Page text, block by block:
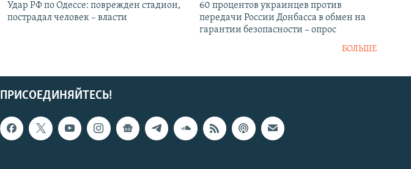
Удар РФ по Одессе: поврежден стадион,
пострадал человек – власти
60 процентов украинцев против
передачи России Донбасса в обмен на
гарантии безопасности – опрос
БОЛЬШЕ
ПРИСОЕДИНЯЙТЕСЬ!